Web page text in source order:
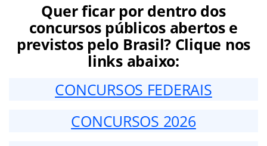
Quer ficar por dentro dos
concursos públicos abertos e
previstos pelo Brasil? Clique nos
links abaixo:
CONCURSOS FEDERAIS
CONCURSOS 2026